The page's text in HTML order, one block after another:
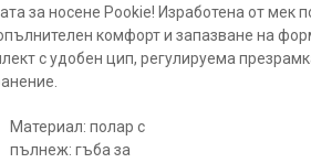
за носене Pookie! Изработена от мек
комфорт и запазване на
с удобен цип, регулируема
Материал: полар с
пълнеж: гъба за